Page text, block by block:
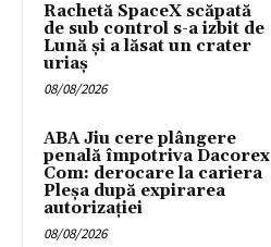
Rachetă SpaceX scăpată
de sub control s-a izbit de
Lună și a lăsat un crater
uriaș
08/08/2026
ABA Jiu cere plângere
penală împotriva Dacorex
Com: derocare la cariera
Pleșa după expirarea
autorizației
08/08/2026